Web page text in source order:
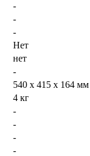
-
-
-
Нет
нет
-
540 x 415 x 164 мм
4 кг
-
-
-
-